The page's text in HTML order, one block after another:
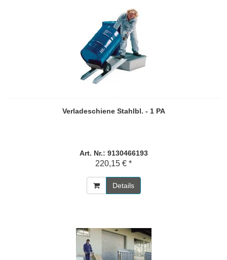
Verladeschiene Stahlbl. - 1 PA
Art. Nr.: 9130466193
220,15 € *
Details